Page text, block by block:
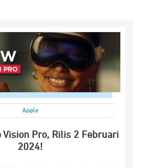
Apple
Vision Pro, Rilis 2 Februari
2024!